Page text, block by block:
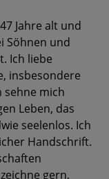
Jahre alt und
Söhnen und
Ich liebe
insbesondere
sehne mich
Leben, das
seelenlos. Ich
Handschrift.
gern,